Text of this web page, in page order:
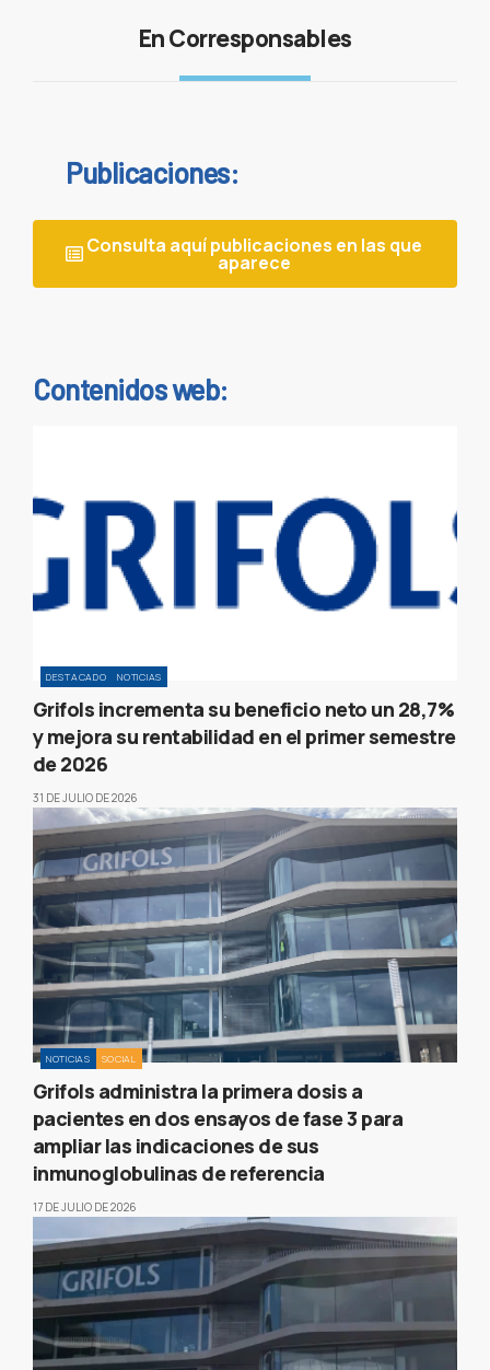
En Corresponsables
Publicaciones:
Consulta aquí publicaciones en las que
aparece
Contenidos web:
DESTACADO NOTICIAS
Grifols incrementa su beneficio neto un 28,7%
y mejora su rentabilidad en el primer semestre
de 2026
31 DE JULIO DE 2026
NOTICIAS SOCIAL
Grifols administra la primera dosis a
pacientes en dos ensayos de fase 3 para
ampliar las indicaciones de sus
inmunoglobulinas de referencia
17 DE JULIO DE 2026